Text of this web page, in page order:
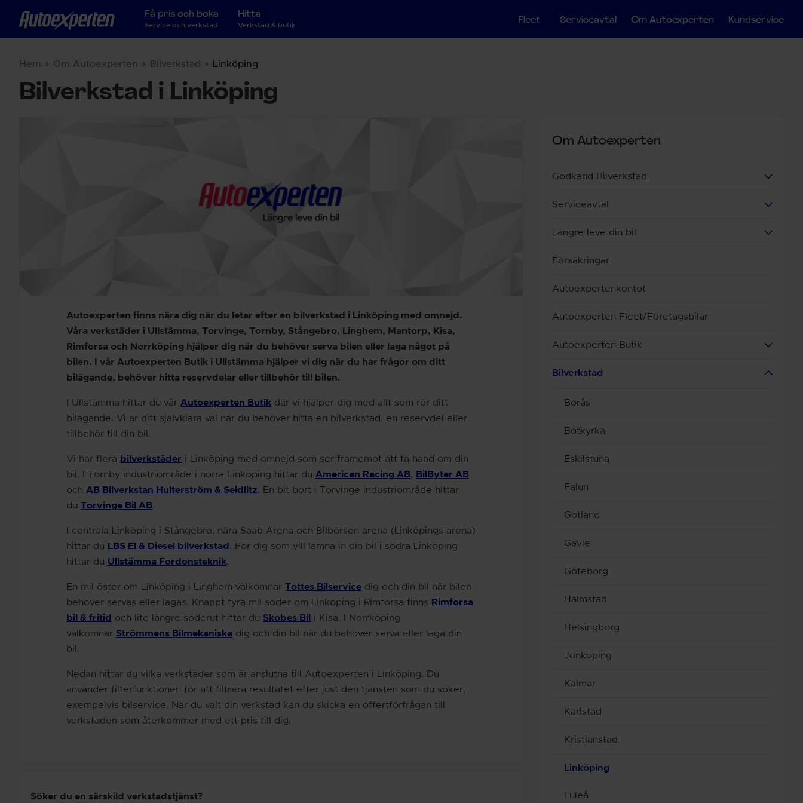
Få pris och boka
Service och verkstad
Hitta
Verkstad & butik Fleet Serviceavtal Om Autoexperten Kundservice
Hem Om Autoexperten Bilverkstad Linköping
Bilverkstad i Linköping
Autoexperten finns nära dig när du letar efter en bilverkstad i Linköping med omnejd.
Våra verkstäder i Ullstämma, Torvinge, Tornby, Stångebro, Linghem, Mantorp, Kisa,
Rimforsa och Norrköping hjälper dig när du behöver serva bilen eller laga något på
bilen. I vår Autoexperten Butik i Ullstämma hjälper vi dig när du har frågor om ditt
bilägande, behöver hitta reservdelar eller tillbehör till bilen.
I Ullstämma hittar du vår Autoexperten Butik där vi hjälper dig med allt som rör ditt
bilägande. Vi är ditt självklara val när du behöver hitta en bilverkstad, en reservdel eller
tillbehör till din bil.
Vi har flera bilverkstäder i Linköping med omnejd som ser framemot att ta hand om din
bil. I Tornby industriområde i norra Linköping hittar du American Racing AB, BilByter AB
och AB Bilverkstan Hulterström & Seidlitz. En bit bort i Torvinge industriområde hittar
du Torvinge Bil AB.
I centrala Linköping i Stångebro, nära Saab Arena och Bilbörsen arena (Linköpings arena)
hittar du LBS El & Diesel bilverkstad . För dig som vill lämna in din bil i södra Linköping
hittar du Ullstämma Fordonsteknik.
En mil öster om Linköping i Linghem välkomnar Tottes Bilservice dig och din bil när bilen
behöver servas eller lagas. Knappt fyra mil söder om Linköping i Rimforsa finns Rimforsa
bil & fritid
och lite längre söderut hittar du Skobes Bil i Kisa. I Norrköping
välkomnar Strömmens Bilmekaniska dig och din bil när du behöver serva eller laga din
bil.
Nedan hittar du vilka verkstäder som är anslutna till Autoexperten i Linköping. Du
använder filterfunktionen för att filtrera resultatet efter just den tjänsten som du söker,
exempelvis bilservice. När du valt din verkstad kan du skicka en offertförfrågan till
verkstaden som återkommer med ett pris till dig.
Söker du en särskild verkstadstjänst?
Om Autoexperten
Godkänd Bilverkstad
Serviceavtal
Längre leve din bil
Försäkringar
Autoexpertenkontot
Autoexperten Fleet/Företagsbilar
Autoexperten Butik
Bilverkstad
Borås
Botkyrka
Eskilstuna
Falun
Gotland
Gävle
Göteborg
Halmstad
Helsingborg
Jönköping
Kalmar
Karlstad
Kristianstad
Linköping
Luleå